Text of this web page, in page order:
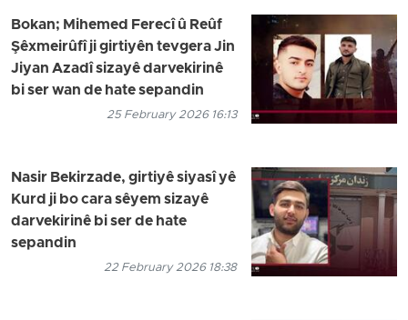
Bokan; Mihemed Ferecî û Reûf
Şêxmeirûfî ji girtiyên tevgera Jin
Jiyan Azadî sizayê darvekirinê
bi ser wan de hate sepandin
25 February 2026 16:13
Nasir Bekirzade, girtiyê siyasî yê
Kurd ji bo cara sêyem sizayê
darvekirinê bi ser de hate
sepandin
22 February 2026 18:38